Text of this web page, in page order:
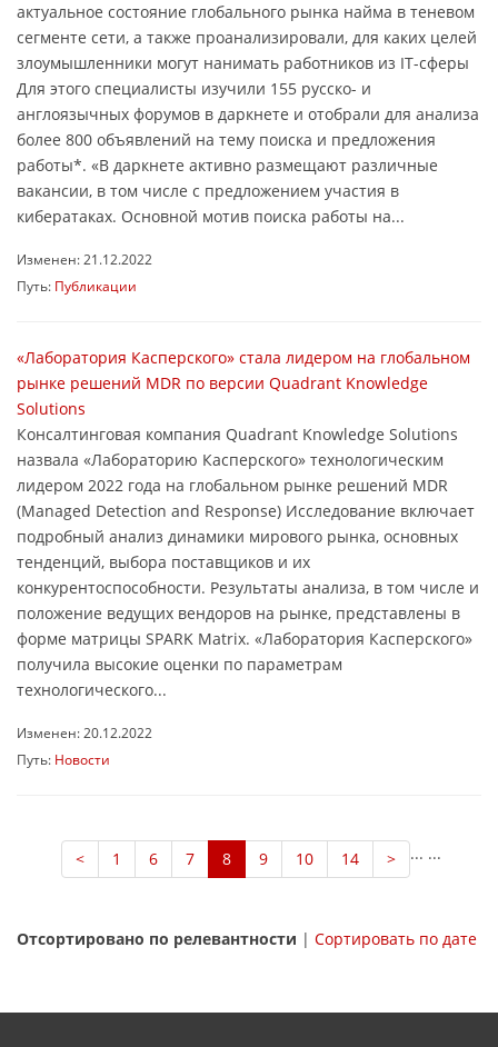
актуальное состояние глобального рынка найма в теневом
сегменте сети, а также проанализировали, для каких целей
злоумышленники могут нанимать работников из IT-сферы
Для этого специалисты изучили 155 русско- и
англоязычных форумов в даркнете и отобрали для анализа
более 800 объявлений на тему поиска и предложения
работы*. «В даркнете активно размещают различные
вакансии, в том числе с предложением участия в
кибератаках. Основной мотив поиска работы на...
Изменен: 21.12.2022
Путь: Публикации
«Лаборатория Касперского» стала лидером на глобальном
рынке решений MDR по версии Quadrant Knowledge
Solutions
Консалтинговая компания Quadrant Knowledge Solutions
назвала «Лабораторию Касперского» технологическим
лидером 2022 года на глобальном рынке решений MDR
(Managed Detection and Response) Исследование включает
подробный анализ динамики мирового рынка, основных
тенденций, выбора поставщиков и их
конкурентоспособности. Результаты анализа, в том числе и
положение ведущих вендоров на рынке, представлены в
форме матрицы SPARK Matrix. «Лаборатория Касперского»
получила высокие оценки по параметрам
технологического...
Изменен: 20.12.2022
Путь: Новости
< 1 ...
6 7 8 9 10 ...
14 >
Отсортировано по релевантности | Сортировать по дате